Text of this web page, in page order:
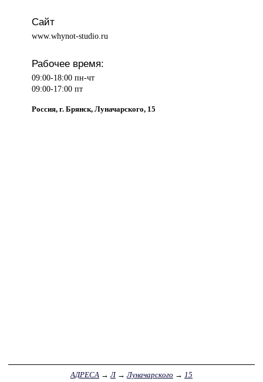
Сайт
www.whynot-studio.ru
Рабочее время:
09:00-18:00 пн-чт
09:00-17:00 пт
Россия, г. Брянск, Луначарского, 15
АДРЕСА →Л→Луначарского → 15